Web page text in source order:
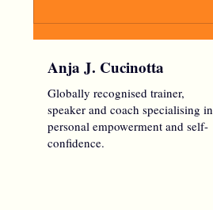
"La speranza è l'ultima a
morire"
Anja J. Cucinotta
Globally recognised trainer,
speaker and coach specialising in
personal empowerment and self-
confidence.